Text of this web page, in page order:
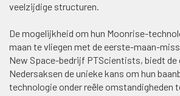
veelzijdige structuren.
De mogelijkheid om hun Moonrise-
maan te vliegen met de eerste-maan-
New Space-bedrijf PTScientists, biedt de
Nedersaksen de unieke kans om hun
technologie onder reële omstandigheden